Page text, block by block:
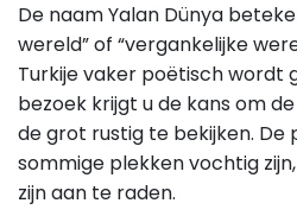
De naam Yalan Dünya
wereld” of “vergankelijke
Turkije vaker poëtisch wordt
bezoek krijgt u de kans om
de grot rustig te bekijken. De
sommige plekken vochtig
zijn aan te raden.